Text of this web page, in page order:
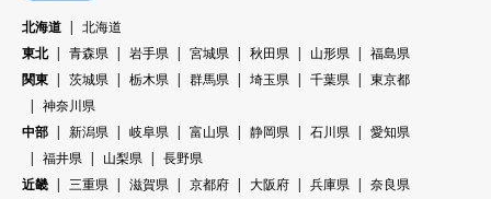
北海道
北海道
東北
青森県 岩手県 宮城県 秋田県 山形県
福島県
関東
茨城県 栃木県 群馬県 埼玉県 千葉県
東京都
神奈川県
中部
新潟県 岐阜県 富山県 静岡県 石川県
愛知県
福井県
山梨県
長野県
近畿
三重県 滋賀県 京都府 大阪府 兵庫県
奈良県